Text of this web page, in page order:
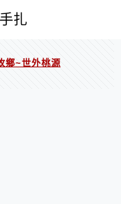
扎
鄉~世外桃源